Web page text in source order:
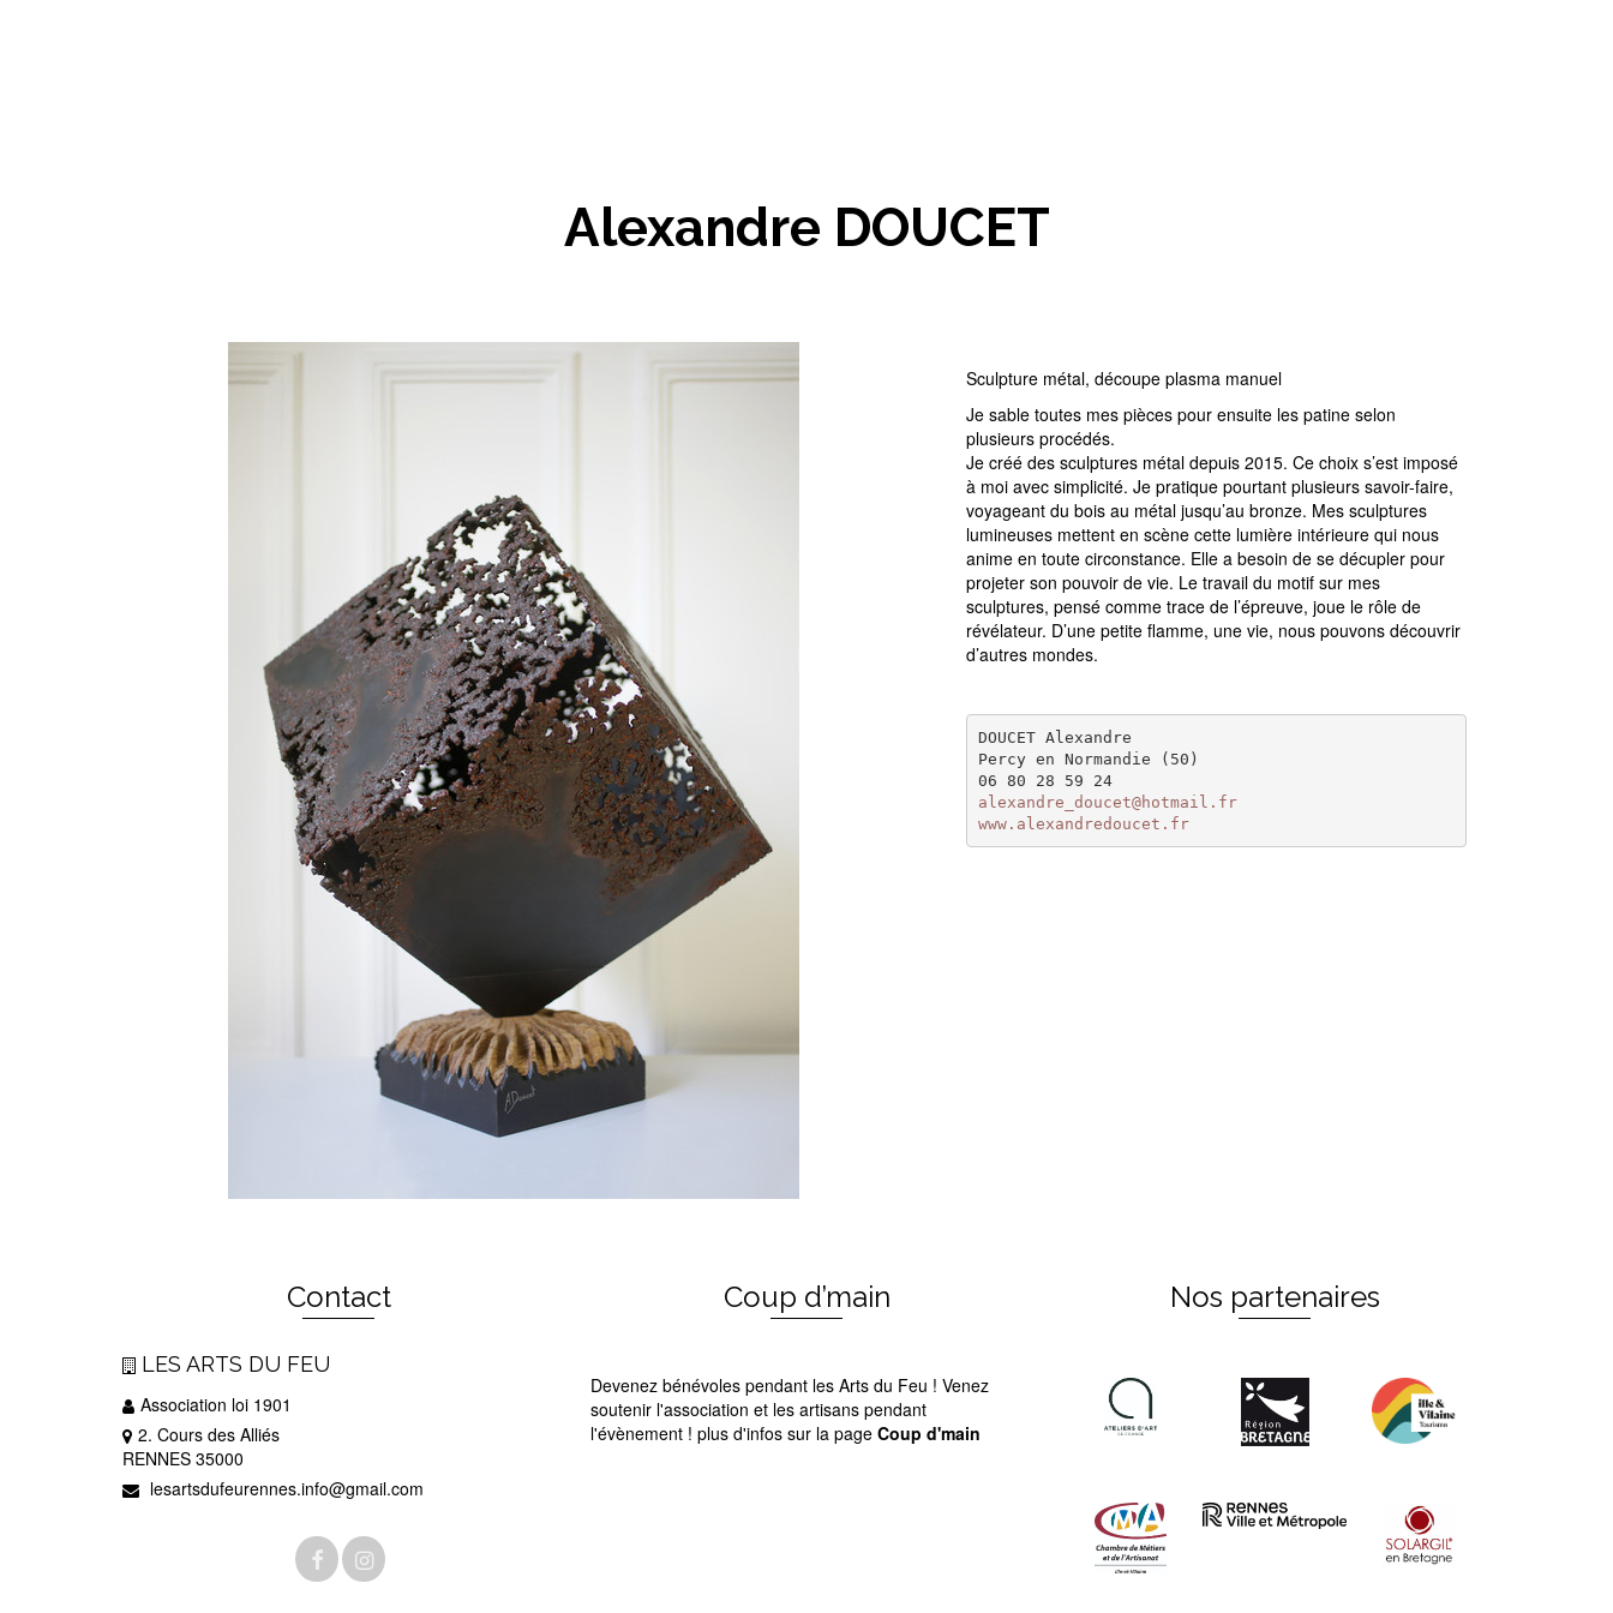
Alexandre DOUCET
Sculpture métal, découpe plasma manuel
Je sable toutes mes pièces pour ensuite les patine selon
plusieurs procédés.
Je créé des sculptures métal depuis 2015. Ce choix s’est imposé
à moi avec simplicité. Je pratique pourtant plusieurs savoir-faire,
voyageant du bois au métal jusqu’au bronze. Mes sculptures
lumineuses mettent en scène cette lumière intérieure qui nous
anime en toute circonstance. Elle a besoin de se décupler pour
projeter son pouvoir de vie. Le travail du motif sur mes
sculptures, pensé comme trace de l’épreuve, joue le rôle de
révélateur. D’une petite flamme, une vie, nous pouvons découvrir
d’autres mondes.
DOUCET Alexandre
Percy en Normandie (50)
06 80 28 59 24
alexandre_doucet@hotmail.fr
www.alexandredoucet.fr
Contact
LES ARTS DU FEU
Association loi 1901
2. Cours des Alliés
RENNES 35000
lesartsdufeurennes.info@gmail.com
Coup d’main
Devenez bénévoles pendant les Arts du Feu ! Venez
soutenir l'association et les artisans pendant
l'évènement ! plus d'infos sur la page Coup d'main
Nos partenaires